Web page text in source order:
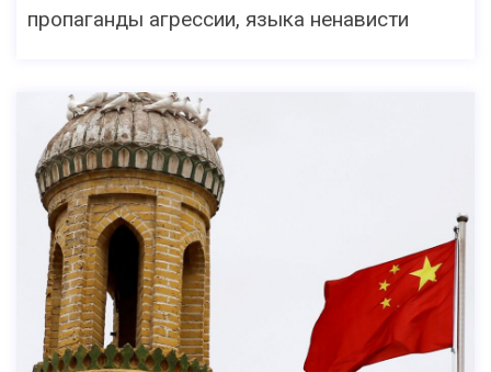
пропаганды агрессии, языка ненависти